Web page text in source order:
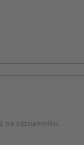
na záznamníku.